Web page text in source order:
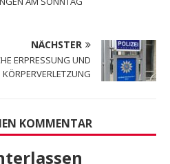
NÄCHSTER
ERPRESSUNG UND
KÖRPERVERLETZUNG
KOMMENTAR